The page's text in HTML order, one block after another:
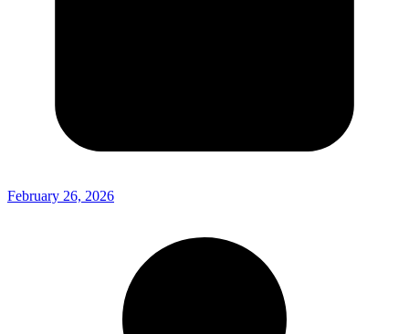
February 26, 2026